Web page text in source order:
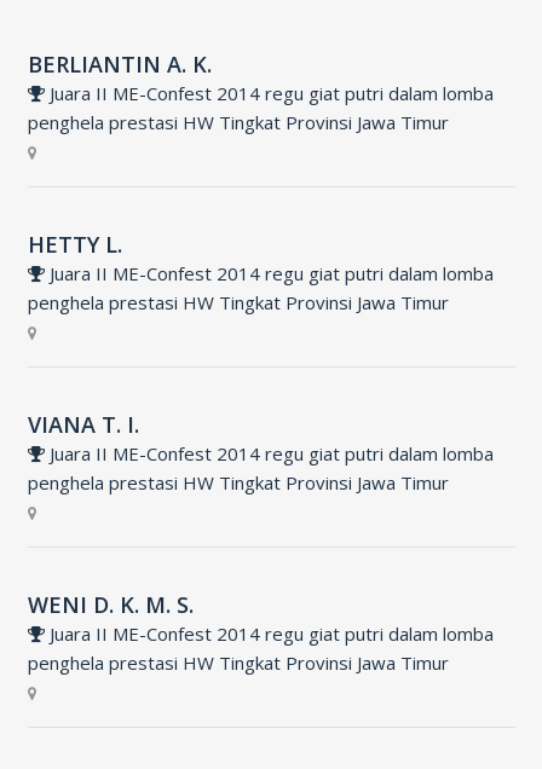
BERLIANTIN A. K.
Juara II ME-Confest 2014 regu giat putri dalam lomba
penghela prestasi HW Tingkat Provinsi Jawa Timur
HETTY L.
Juara II ME-Confest 2014 regu giat putri dalam lomba
penghela prestasi HW Tingkat Provinsi Jawa Timur
VIANA T. I.
Juara II ME-Confest 2014 regu giat putri dalam lomba
penghela prestasi HW Tingkat Provinsi Jawa Timur
WENI D. K. M. S.
Juara II ME-Confest 2014 regu giat putri dalam lomba
penghela prestasi HW Tingkat Provinsi Jawa Timur